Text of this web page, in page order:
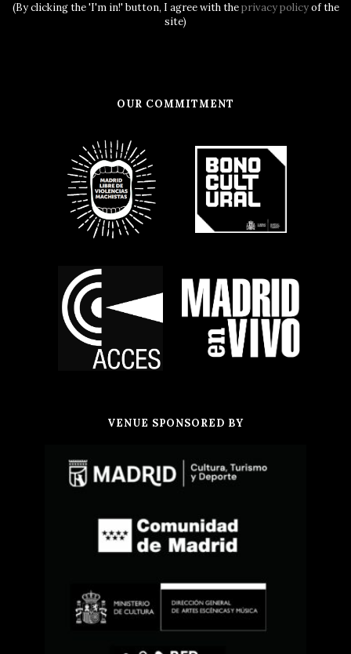
(By clicking the 'I'm in!' button, I agree with theprivacy policyof the
site)
OUR COMMITMENT
VENUE SPONSORED BY